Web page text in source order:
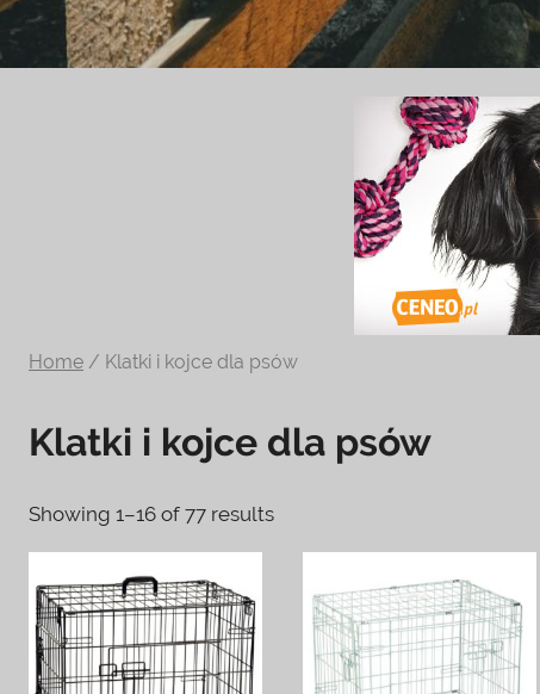
Zoologiczny
ciekawe
informacje
na
Home / Klatki i kojce dla psów
Klatki i kojce dla psów
Showing 1–16 of 77 results